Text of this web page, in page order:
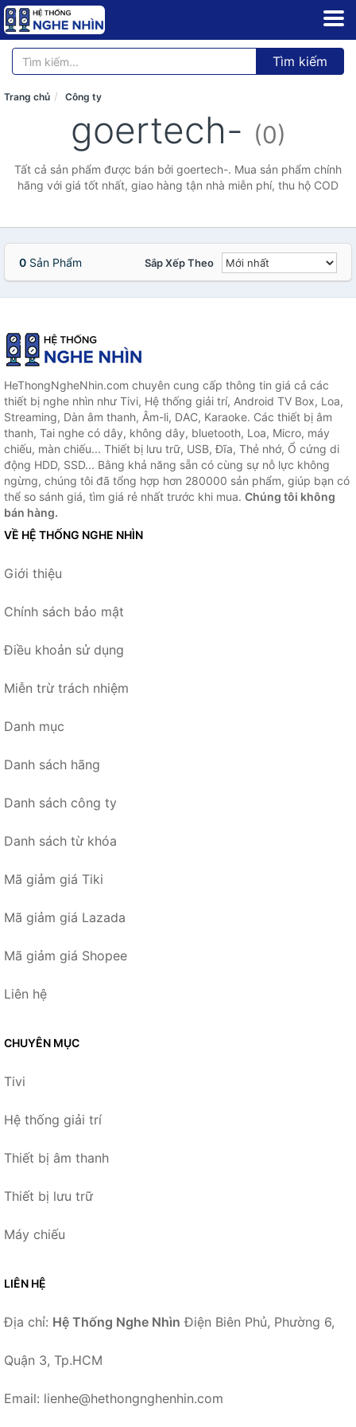
Tìm kiếm
Trang chủ Công ty
goertech- (0)
Tất cả sản phẩm được bán bởi goertech-. Mua sản phẩm chính
hãng với giá tốt nhất, giao hàng tận nhà miễn phí, thu hộ COD
0 Sản Phẩm Sắp Xếp Theo
HeThongNgheNhin.com chuyên cung cấp thông tin giá cả các
thiết bị nghe nhìn như Tivi, Hệ thống giải trí, Android TV Box, Loa,
Streaming, Dàn âm thanh, Âm-li, DAC, Karaoke. Các thiết bị âm
thanh, Tai nghe có dây, không dây, bluetooth, Loa, Micro, máy
chiếu, màn chiếu... Thiết bị lưu trữ, USB, Đĩa, Thẻ nhớ, Ổ cứng di
động HDD, SSD... Bằng khả năng sẵn có cùng sự nỗ lực không
ngừng, chúng tôi đã tổng hợp hơn 280000 sản phẩm, giúp bạn có
thể so sánh giá, tìm giá rẻ nhất trước khi mua. Chúng tôi không
bán hàng.
VỀ HỆ THỐNG NGHE NHÌN
Giới thiệu
Chính sách bảo mật
Điều khoản sử dụng
Miễn trừ trách nhiệm
Danh mục
Danh sách hãng
Danh sách công ty
Danh sách từ khóa
Mã giảm giá Tiki
Mã giảm giá Lazada
Mã giảm giá Shopee
Liên hệ
CHUYÊN MỤC
Tivi
Hệ thống giải trí
Thiết bị âm thanh
Thiết bị lưu trữ
Máy chiếu
LIÊN HỆ
Địa chỉ: Hệ Thống Nghe Nhìn Điện Biên Phủ, Phường 6,
Quận 3, Tp.HCM
Email: lienhe@hethongnghenhin.com